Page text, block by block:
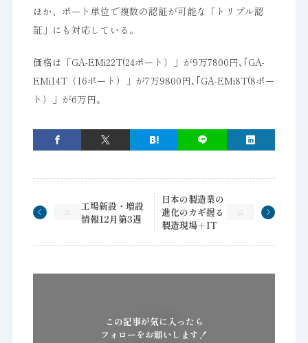
ほか、ポート単位で複数の認証が可能な「トリプル認
証」にも対応している。
価格は「GA-EMi22T(24ポート）」が9万7800円､｢GA-
EMi14T（16ポート）」が7万9800円､｢GA-EMi8T(8ポー
ト）」が6万円。
工場新設・増設
情報12月第3週
日本の製造業の
進化のカギ握る
製造現場＋IT
この記事が気に入ったら
フォローをお願いします！